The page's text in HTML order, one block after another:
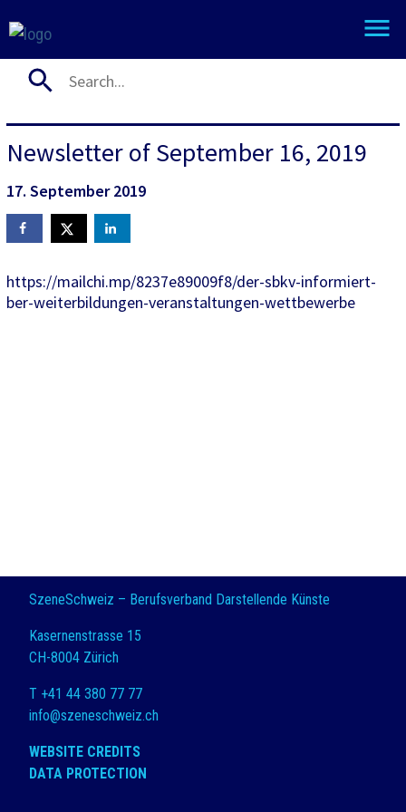
Newsletter of September 16, 2019
17. September 2019
https://mailchi.mp/8237e89009f8/der-sbkv-informiert-
ber-weiterbildungen-veranstaltungen-wettbewerbe
SzeneSchweiz – Berufsverband Darstellende Künste
Kasernenstrasse 15
CH-8004 Zürich
T +41 44 380 77 77
info@szeneschweiz.ch
WEBSITE CREDITS
DATA PROTECTION